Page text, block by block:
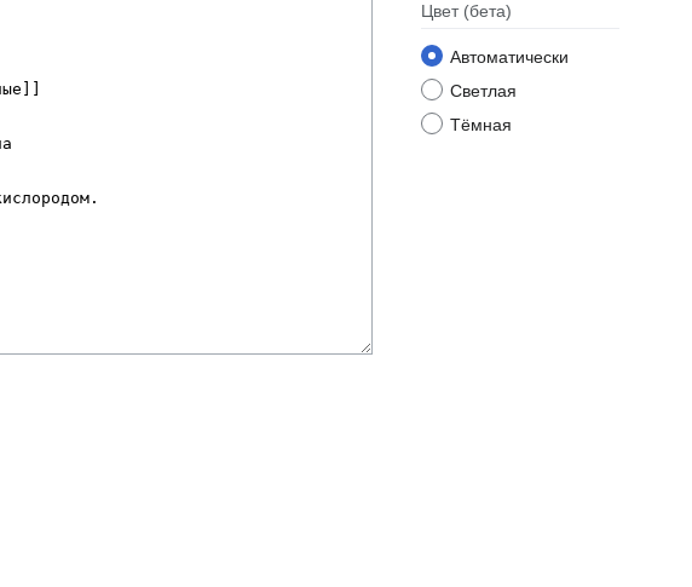
Цвет (бета)
Автоматически
Светлая
Тёмная